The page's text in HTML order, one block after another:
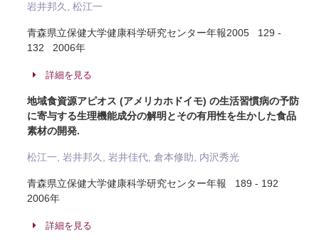
岩井邦久, 松江一
青森県立保健大学健康科学研究センター年報2005 129 -
132 2006年
詳細を見る
地域食資源アピオス (アメリカホドイモ) の生活習慣病の予防
に寄与する生理機能成分の解明とその有用性を生かした食品
素材の開発.
松江一, 岩井邦久, 岩井佳代, 倉本修助, 内沢秀光
青森県立保健大学健康科学研究センター年報 189 - 192
2006年
詳細を見る